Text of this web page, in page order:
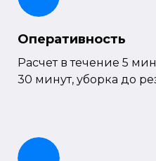
Оперативность
Расчет в течение 5
30 минут, уборка до